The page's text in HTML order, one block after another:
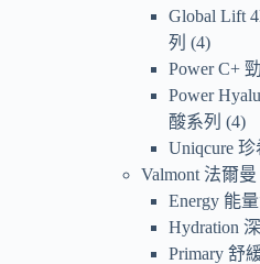
Global Lift
列
4
Power C+
Power
酸系列
4
Uniqcure
Valmont 法爾曼
Energy 能
Hydration
Primary 舒